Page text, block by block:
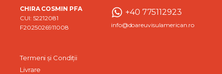
CHIRA COSMIN PFA
CUI: 52212081
F2025026911008
+40 775112923
info@doareuvisulamerican.ro
Termeni și Condiții
Livrare